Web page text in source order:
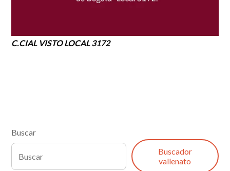
C.CIAL VISTO LOCAL 3172
Buscar
Buscador
vallenato